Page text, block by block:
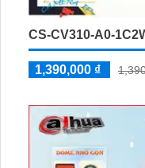
CS-CV310-A0-
1,390,000 ₫